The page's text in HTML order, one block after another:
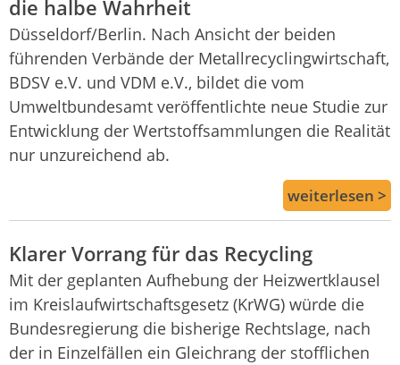
die halbe Wahrheit
Düsseldorf/Berlin. Nach Ansicht der beiden
führenden Verbände der Metallrecyclingwirtschaft,
BDSV e.V. und VDM e.V., bildet die vom
Umweltbundesamt veröffentlichte neue Studie zur
Entwicklung der Wertstoffsammlungen die Realität
nur unzureichend ab.
weiterlesen >
Klarer Vorrang für das Recycling
Mit der geplanten Aufhebung der Heizwertklausel
im Kreislaufwirtschaftsgesetz (KrWG) würde die
Bundesregierung die bisherige Rechtslage, nach
der in Einzelfällen ein Gleichrang der stofflichen